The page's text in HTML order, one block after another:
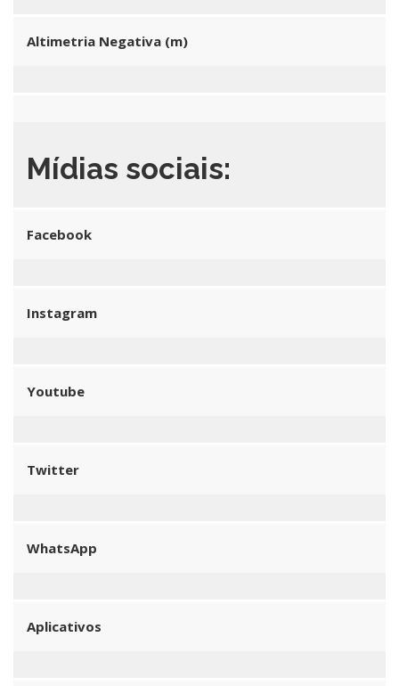
Altimetria Negativa (m)
Mídias sociais:
Facebook
Instagram
Youtube
Twitter
WhatsApp
Aplicativos